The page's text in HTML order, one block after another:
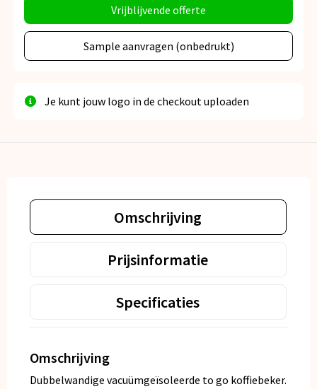
Vrijblijvende offerte
Sample aanvragen (onbedrukt)
Je kunt jouw logo in de checkout uploaden
Omschrijving
Prijsinformatie
Specificaties
Omschrijving
Dubbelwandige vacuümgeïsoleerde to go koffiebeker.